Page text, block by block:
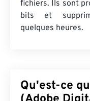
fichiers. Ils sont
bits et
quelques heures.
Qu'est-ce